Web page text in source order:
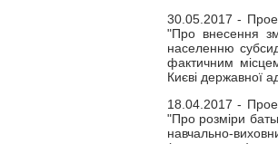
30.05.2017 -
"Про внесення
населенню
фактичним
Києві державної
18.04.2017 -
"Про розміри
навчально-